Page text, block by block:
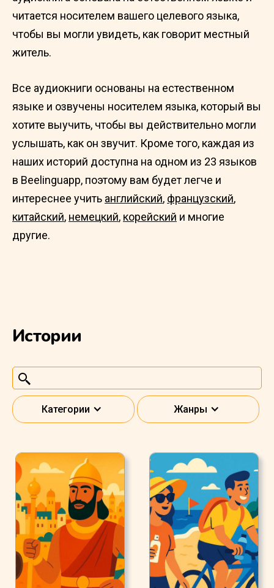
читается носителем вашего целевого языка,
чтобы вы могли увидеть, как говорит местный
житель.
Все аудиокниги основаны на естественном
языке и озвучены носителем языка, который вы
хотите выучить, чтобы вы действительно могли
услышать, как он звучит. Кроме того, каждая из
наших историй доступна на одном из 23 языков
в Beelinguapp, поэтому вам будет легче и
интереснее учить английский, французский,
китайский, немецкий, корейский и многие
другие.
Истории
Категории Жанры